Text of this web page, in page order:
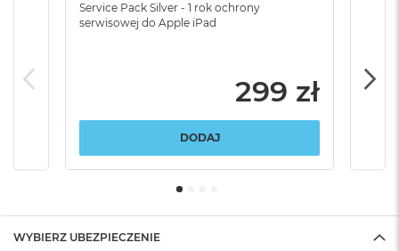
Service Pack Silver - 1 rok ochrony
serwisowej do Apple iPad
299 zł
DODAJ
WYBIERZ UBEZPIECZENIE